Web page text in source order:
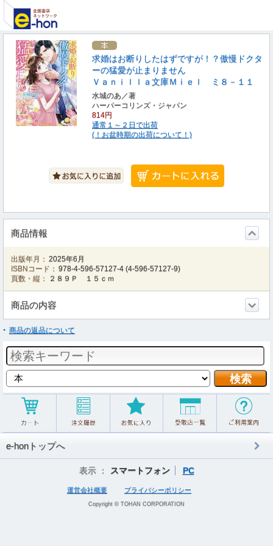
求婚はお断りしたはずですが！？傲慢ドクタ
ーの猛愛が止まりません
Ｖａｎｉｌｌａ文庫Ｍｉｅｌ ミ８－１１
水城のあ／著
ハーパーコリンズ・ジャパン
814円
通常１～２日で出荷
(！お盆時期の出荷について！)
商品情報
出版年月： 2025年6月
ISBNコード： 978-4-596-57127-4 (4-596-57127-9)
頁数・縦：
２８９Ｐ １５ｃｍ
商品の内容
商品の返品について
e-honトップへ
表示 ： スマートフォン PC
運営会社概要 プライバシーポリシー
Copyright © TOHAN CORPORATION